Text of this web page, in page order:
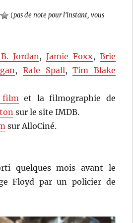
(pas de note pour l'instant, vous
Jordan, Jamie Foxx, Brie
,Rafe Spall,Tim Blake
filmet la filmographie de
sur le site IMDB.
sur AlloCiné.
quelques mois avant le
Floyd par un policier de